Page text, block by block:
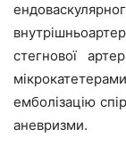
стегнової
емболізацію
аневризми.